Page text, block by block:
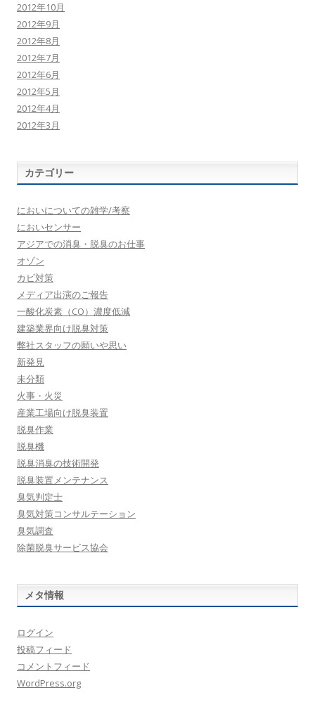
2012年10月
2012年9月
2012年8月
2012年7月
2012年6月
2012年5月
2012年4月
2012年3月
カテゴリー
においについての雑学/考察
においセンサー
アジアでの消臭・脱臭のお仕事
オゾン
カビ対策
メディア出演のご報告
一酸化炭素（CO）濃度低減
建築業界向け脱臭対策
弊社スタッフの願いや思い
新発見
未分類
火事・火災
産業工場向け脱臭装置
脱臭作業
脱臭機
脱臭消臭の技術開発
脱臭装置メンテナンス
臭気判定士
臭気対策コンサルテーション
臭気調査
除菌脱臭サービス協会
メタ情報
ログイン
投稿フィード
コメントフィード
WordPress.org